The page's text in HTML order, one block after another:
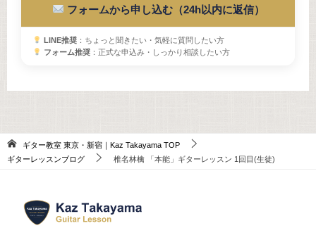
フォームから申し込む（24h以内に返信）
LINE推奨：ちょっと聞きたい・気軽に質問したい方
フォーム推奨：正式な申込み・しっかり相談したい方
ギター教室 東京・新宿｜Kaz Takayama TOP
ギターレッスンブログ
椎名林檎 「本能」ギターレッスン 1回目(生徒)